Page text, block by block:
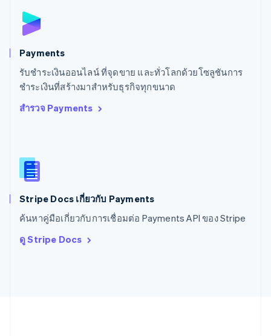
Payments
รับชำระเงินออนไลน์ ที่จุดขาย และทั่วโลกด้วยโซลูชันการ
ชำระเงินที่สร้างมาสำหรับธุรกิจทุกขนาด
สำรวจ Payments
Stripe Docs เกี่ยวกับ Payments
ค้นหาคู่มือเกี่ยวกับการเชื่อมต่อ Payments API ของ Stripe
ดู Stripe Docs
Deutsch
สวีเดน
สหรัฐอเมริกา
English Español简体中文
สหรัฐอาหรับเอมิเรตส์
สหราชอาณาจักร
สิงคโปร์
English
ออสเตรเลีย
English
ออสเตรีย
DeutschEnglish
ItalianoEnglish